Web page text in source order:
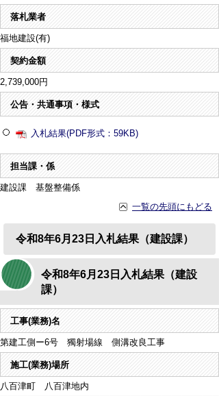
落札業者
福地建設(有)
契約金額
2,739,000円
公告・共通事項・様式
入札結果(PDF形式：59KB)
担当課・係
建設課 基盤整備係
一覧の先頭にもどる
令和8年6月23日入札結果（建設課）
令和8年6月23日入札結果（建設
課）
工事(業務)名
第建工側ー6号 獨射場線 側溝改良工事
施工(業務)場所
八百津町 八百津地内